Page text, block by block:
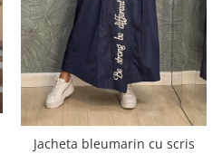
Jacheta bleumarin cu scris